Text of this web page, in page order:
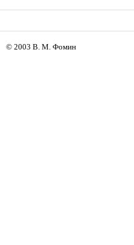
© 2003 В. М. Фомин